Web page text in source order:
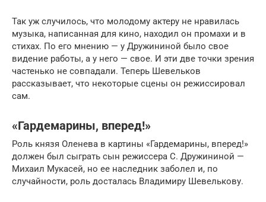
Так уж случилось, что молодому актеру не нравилась
музыка, написанная для кино, находил он промахи и в
стихах. По его мнению — у Дружининой было свое
видение работы, а у него — свое. И эти две точки зрения
частенько не совпадали. Теперь Шевельков
рассказывает, что некоторые сцены он режиссировал
сам.
«Гардемарины, вперед!»
Роль князя Оленева в картины «Гардемарины, вперед!»
должен был сыграть сын режиссера С. Дружининой —
Михаил Мукасей, но ее наследник заболел и, по
случайности, роль досталась Владимиру Шевелькову.